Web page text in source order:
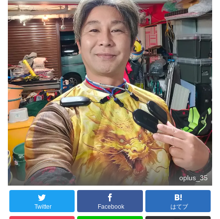
oplus_35
Twitter Facebook はてブ